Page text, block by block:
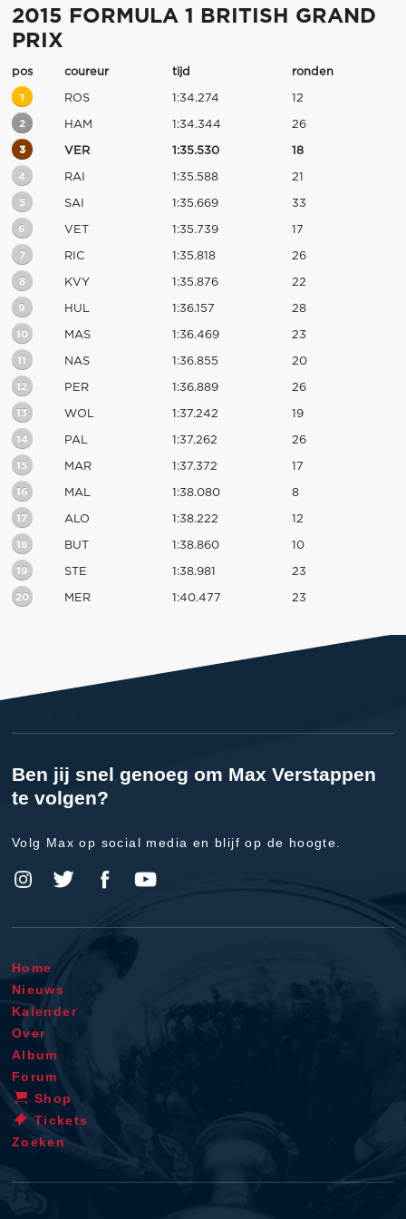
2015 FORMULA 1 BRITISH GRAND
PRIX
pos coureur tijd ronden
1 ROS 1:34.274 12
2 HAM 1:34.344 26
3 VER 1:35.530 18
4 RAI 1:35.588 21
5 SAI 1:35.669 33
6 VET 1:35.739 17
7 RIC 1:35.818 26
8 KVY 1:35.876 22
9 HUL 1:36.157 28
10 MAS 1:36.469 23
11 NAS 1:36.855 20
12 PER 1:36.889 26
13 WOL 1:37.242 19
14 PAL 1:37.262 26
15 MAR 1:37.372 17
16 MAL 1:38.080 8
17 ALO 1:38.222 12
18 BUT 1:38.860 10
19 STE 1:38.981 23
20 MER 1:40.477 23
Ben jij snel genoeg om Max Verstappen
te volgen?
Volg Max op social media en blijf op de hoogte.
Home
Nieuws
Kalender
Over
Album
Forum
Shop
Tickets
Zoeken